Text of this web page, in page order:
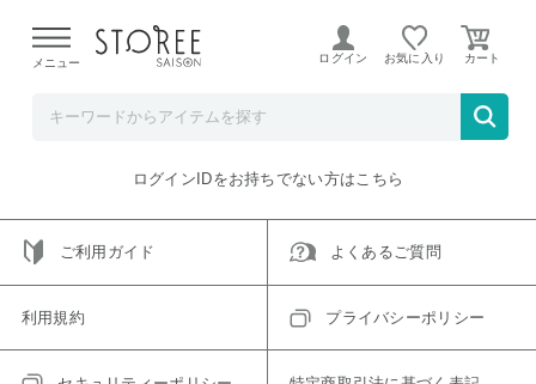
よる配送遅延が発生しております。
メニュー ログイン お気に入り
ご指定のアイテムは取り扱い終了、またはただいま取り扱い
トップへ戻る
ログインIDをお持ちでない方はこちら
ご利用ガイド よくあるご質問
利用規約 プライバシーポリシー